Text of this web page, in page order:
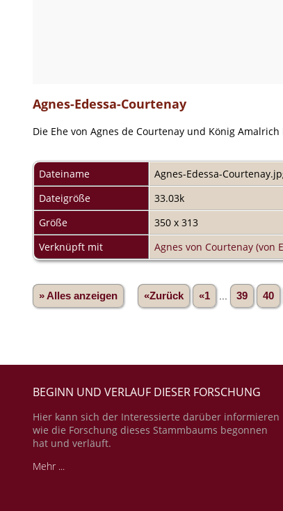
Agnes-Edessa-Courtenay
Die Ehe von Agnes de Courtenay und König
Dateiname
Agnes-Edessa-
Dateigröße
33.03k
Größe
350 x 313
Verknüpft mit
Agnes von Courtenay (von
» Alles anzeigen «Zurück «1 39 40
BEGINN UND VERLAUF DIESER FORSCHUNG
Hier kann sich der Interessierte darüber informieren
wie die Forschung dieses Stammbaums begonnen
hat und verläuft.
Mehr ...